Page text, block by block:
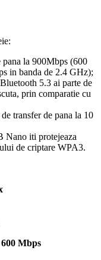
la 900Mbps (600
in banda de 2.4 GHz);
5.3 ai parte de
prin comparatie cu
transfer de pana la 10
Nano iti protejeaza
de criptare WPA3.
Mbps